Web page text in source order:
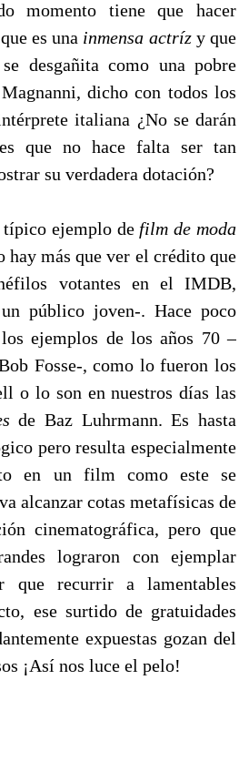
momento tiene que hacer
es una inmensa actrízy que
desgañita como una pobre
dicho con todos los
italiana ¿No se darán
que no hace falta ser tan
su verdadera dotación?
típico ejemplo de film de moda
hay más que ver el crédito que
votantes en el IMDB,
público joven-. Hace poco
ejemplos de los años 70 –
Fosse-, como lo fueron los
o lo son en nuestros días las
de Baz Luhrmann. Es hasta
pero resulta especialmente
en un film como este se
alcanzar cotas metafísicas de
cinematográfica, pero que
lograron con ejemplar
que recurrir a lamentables
ese surtido de gratuidades
expuestas gozan del
¡Así nos luce el pelo!